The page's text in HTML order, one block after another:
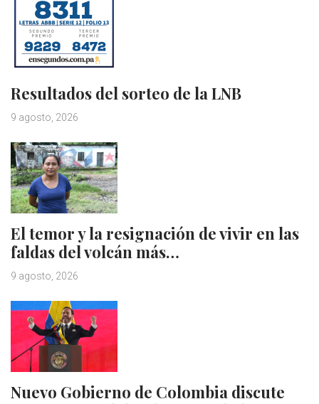
Resultados del sorteo de la LNB
9 agosto, 2026
El temor y la resignación de vivir en las
faldas del volcán más…
9 agosto, 2026
Nuevo Gobierno de Colombia discute